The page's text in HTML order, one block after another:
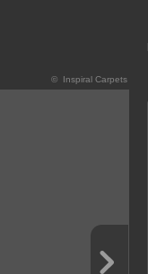
© Inspiral Carpets